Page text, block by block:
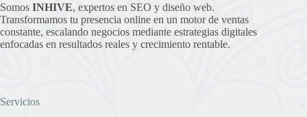
Somos INHIVE, expertos en SEO y diseño web.
Transformamos tu presencia online en un motor de ventas
constante, escalando negocios mediante estrategias digitales
enfocadas en resultados reales y crecimiento rentable.
Servicios